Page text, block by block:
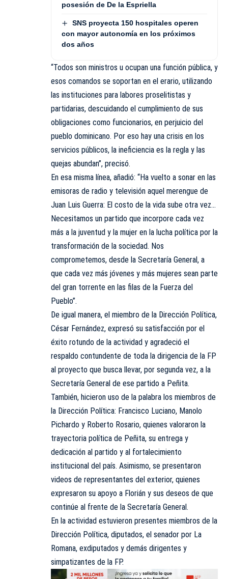
posesión de De la Espriella
SNS proyecta 150 hospitales operen
con mayor autonomía en los próximos
dos años
“Todos son ministros u ocupan una función pública, y
esos comandos se soportan en el erario, utilizando
las instituciones para labores proselitistas y
partidarias, descuidando el cumplimiento de sus
obligaciones como funcionarios, en perjuicio del
pueblo dominicano. Por eso hay una crisis en los
servicios públicos, la ineficiencia es la regla y las
quejas abundan”, precisó.
En esa misma línea, añadió: “Ha vuelto a sonar en las
emisoras de radio y televisión aquel merengue de
Juan Luis Guerra: El costo de la vida sube otra vez…
Necesitamos un partido que incorpore cada vez
más a la juventud y la mujer en la lucha política por la
transformación de la sociedad. Nos
comprometemos, desde la Secretaría General, a
que cada vez más jóvenes y más mujeres sean parte
del gran torrente en las filas de la Fuerza del
Pueblo”.
De igual manera, el miembro de la Dirección Política,
César Fernández, expresó su satisfacción por el
éxito rotundo de la actividad y agradeció el
respaldo contundente de toda la dirigencia de la FP
al proyecto que busca llevar, por segunda vez, a la
Secretaría General de ese partido a Peñita.
También, hicieron uso de la palabra los miembros de
la Dirección Política: Francisco Luciano, Manolo
Pichardo y Roberto Rosario, quienes valoraron la
trayectoria política de Peñita, su entrega y
dedicación al partido y al fortalecimiento
institucional del país. Asimismo, se presentaron
videos de representantes del exterior, quienes
expresaron su apoyo a Florián y sus deseos de que
continúe al frente de la Secretaría General.
En la actividad estuvieron presentes miembros de la
Dirección Política, diputados, el senador por La
Romana, exdiputados y demás dirigentes y
simpatizantes de la FP.